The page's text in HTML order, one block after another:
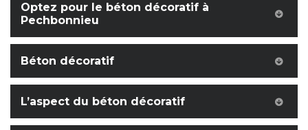
Optez pour le béton décoratif à
Pechbonnieu
Béton décoratif
L’aspect du béton décoratif